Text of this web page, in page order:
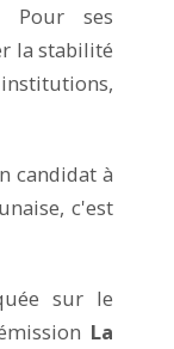
Pour ses
la stabilité
candidat à
c'est
sur le
La